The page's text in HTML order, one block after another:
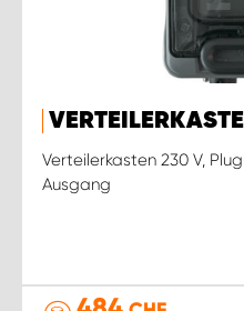
Verteilerkasten 230 V,
Ausgang